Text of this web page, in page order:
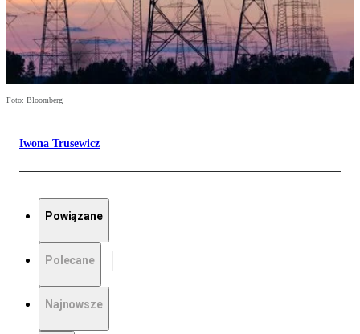
Foto: Bloomberg
Iwona Trusewicz
Powiązane
Polecane
Najnowsze